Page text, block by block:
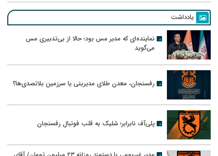
یادداشت
نماینده‌ای که مدیر مس بود؛ حالا از بی‌تدبیری مس
می‌گوید
رفسنجان، معدن طلای مدیریتی یا سرزمین بلاتصدی‌ها؟
پلی‌آف نابرابر؛ شلیک به قلب فوتبال رفسنجان